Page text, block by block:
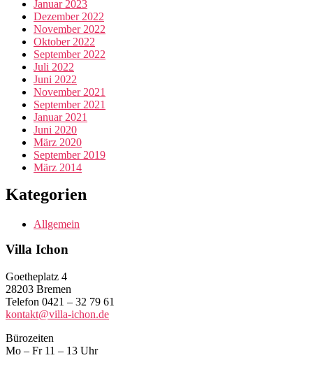
Januar 2023
Dezember 2022
November 2022
Oktober 2022
September 2022
Juli 2022
Juni 2022
November 2021
September 2021
Januar 2021
Juni 2020
März 2020
September 2019
März 2014
Kategorien
Allgemein
Villa Ichon
Goetheplatz 4
28203 Bremen
Telefon 0421 – 32 79 61
kontakt@villa-ichon.de
Bürozeiten
Mo – Fr 11 – 13 Uhr